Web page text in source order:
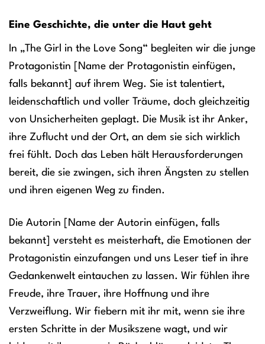
Eine Geschichte, die unter die Haut geht
In „The Girl in the Love Song“ begleiten wir die junge
Protagonistin [Name der Protagonistin einfügen,
falls bekannt] auf ihrem Weg. Sie ist talentiert,
leidenschaftlich und voller Träume, doch gleichzeitig
von Unsicherheiten geplagt. Die Musik ist ihr Anker,
ihre Zuflucht und der Ort, an dem sie sich wirklich
frei fühlt. Doch das Leben hält Herausforderungen
bereit, die sie zwingen, sich ihren Ängsten zu stellen
und ihren eigenen Weg zu finden.
Die Autorin [Name der Autorin einfügen, falls
bekannt] versteht es meisterhaft, die Emotionen der
Protagonistin einzufangen und uns Leser tief in ihre
Gedankenwelt eintauchen zu lassen. Wir fühlen ihre
Freude, ihre Trauer, ihre Hoffnung und ihre
Verzweiflung. Wir fiebern mit ihr mit, wenn sie ihre
ersten Schritte in der Musikszene wagt, und wir